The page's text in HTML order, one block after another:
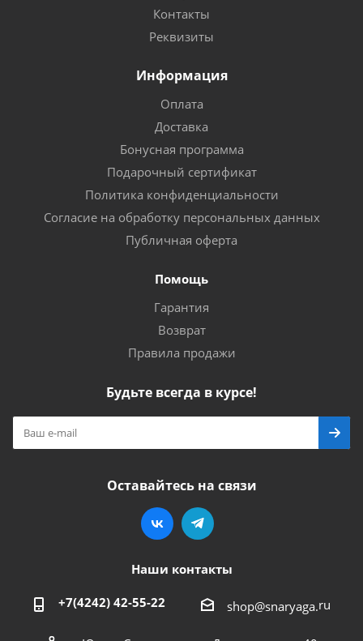
Контакты
Реквизиты
Информация
Оплата
Доставка
Бонусная программа
Подарочный сертификат
Политика конфиденциальности
Согласие на обработку персональных данных
Публичная оферта
Помощь
Гарантия
Возврат
Правила продажи
Будьте всегда в курсе!
Оставайтесь на связи
Наши контакты
+7(4242) 42-55-22 shop@snaryaga.ru